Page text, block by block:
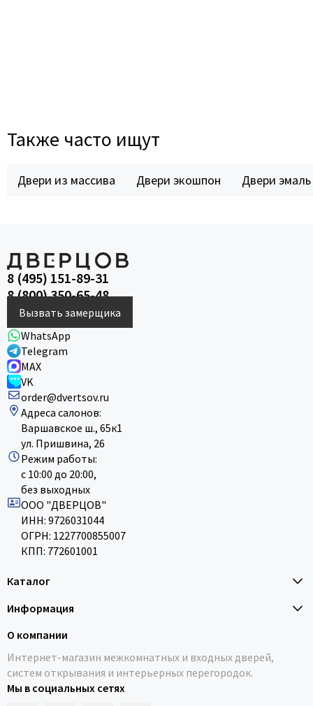
Lockstyle
Miksal
Optima Porte
Oro - Oro
Philips
Porta Di Parma
Porte Vista
Portika
Poseidon
Profil Doors
Profilo Porte
Protector
Regidoors
STR
Torex
Tupai
Valcomp
Venezia Unique
Zadoor
Также часто ищут
Двери из массива Двери экошпон Двери эмаль
8 (495) 151-89-31
8 (800) 350-65-48
Вызвать замерщика
WhatsApp
Telegram
MAX
VK
order@dvertsov.ru
Адреса салонов:
Варшавское ш., 65к1
ул. Пришвина, 26
Режим работы:
с 10:00 до 20:00,
без выходных
ООО "ДВЕРЦОВ"
ИНН: 9726031044
ОГРН: 1227700855007
КПП: 772601001
Каталог
Информация
О компании
Интернет-магазин межкомнатных и входных дверей,
систем открывания и интерьерных перегородок.
Мы в социальных сетях